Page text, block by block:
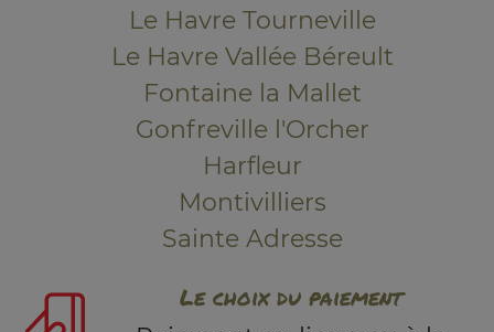
Le Havre Tourneville
Le Havre Vallée Béreult
Fontaine la Mallet
Gonfreville l'Orcher
Harfleur
Montivilliers
Sainte Adresse
Le choix du paiement